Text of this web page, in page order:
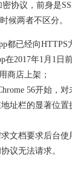
密协议，前身是
候两者不区分。
都已经向HTTPS
在2017年1月1日
商店上架；
56开始，
址栏的显著位置
文档要求后台使
议无法请求。